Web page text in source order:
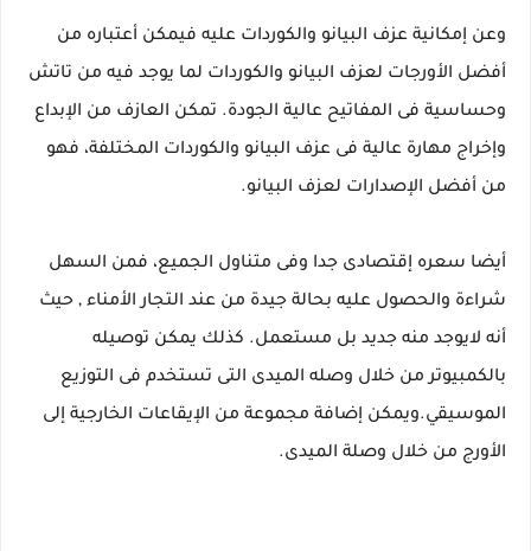
وعن إمكانية عزف البيانو والكوردات عليه فيمكن أعتباره من
أفضل الأورجات لعزف البيانو والكوردات لما يوجد فيه من تاتش
وحساسية فى المفاتيح عالية الجودة. تمكن العازف من الإبداع
وإخراج مهارة عالية فى عزف البيانو والكوردات المختلفة، فهو
من أفضل الإصدارات لعزف البيانو.
أيضا سعره إقتصادى جدا وفى متناول الجميع، فمن السهل
شراءة والحصول عليه بحالة جيدة من عند التجار الأمناء , حيث
أنه لايوجد منه جديد بل مستعمل. كذلك يمكن توصيله
بالكمبيوتر من خلال وصله الميدى التى تستخدم فى التوزيع
الموسيقي.ويمكن إضافة مجموعة من الإيقاعات الخارجية إلى
الأورج من خلال وصلة الميدى.